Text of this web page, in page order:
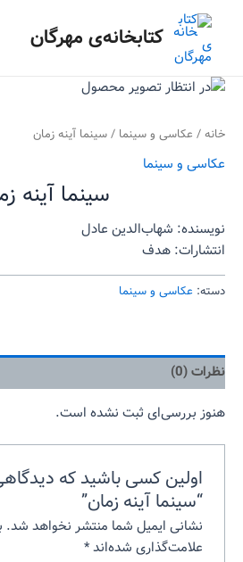
کتابخانه‌ی مهرگان
خانه/ عکاسی و سینما / سینما آینه زمان
عکاسی و سینما
سینما آینه
نویسنده: شهاب‌الدین عادل
انتشارات: هدف
دسته: عکاسی و سینما
نظرات (0)
هنوز بررسی‌ای ثبت نشده است.
اولین کسی باشید که
“سینما آینه زمان”
نشانی ایمیل شما منتشر نخواهد شد.
علامت‌گذاری شده‌اند*